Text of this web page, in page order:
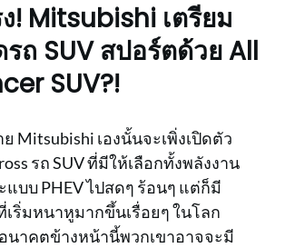
! Mitsubishi เตรียม
ถ SUV สปอร์ตด้วย All
SUV?!
Mitsubishi เองนั้นจะเพิ่งเปิดตัว
รถ SUV ที่มีให้เลือกทั้งพลังงาน
บบ PHEV ไปสดๆ ร้อนๆ แต่ก็มี
ริ่มหนาหูมากขึ้นเรื่อยๆ ในโลก
นาคตข้างหน้านี้พวกเขาอาจจะมี